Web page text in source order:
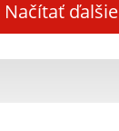
Načítať ďalšie